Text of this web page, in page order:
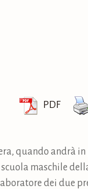
PDF
quando andrà in
maschile
dei due